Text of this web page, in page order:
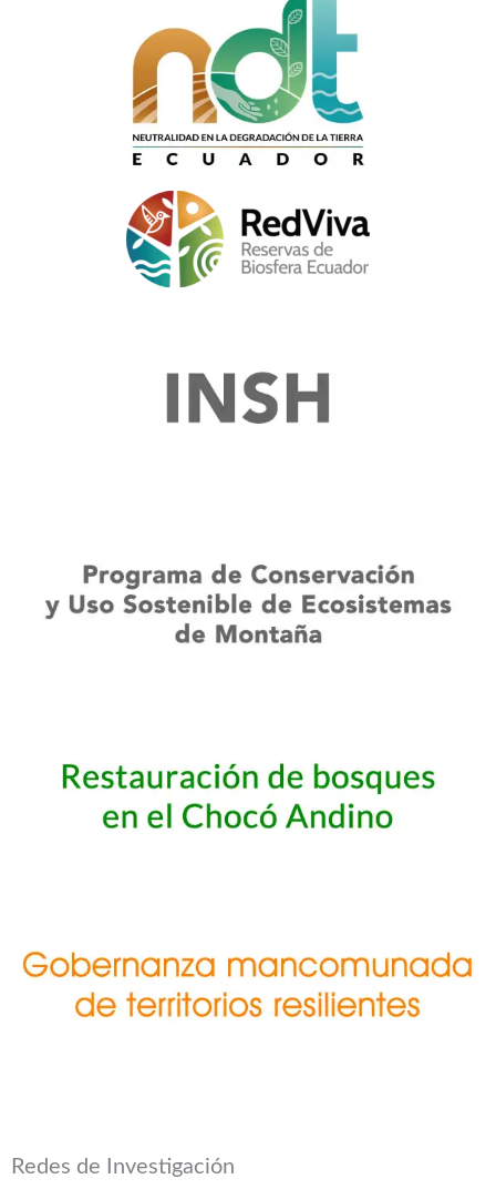
Redes de Investigación